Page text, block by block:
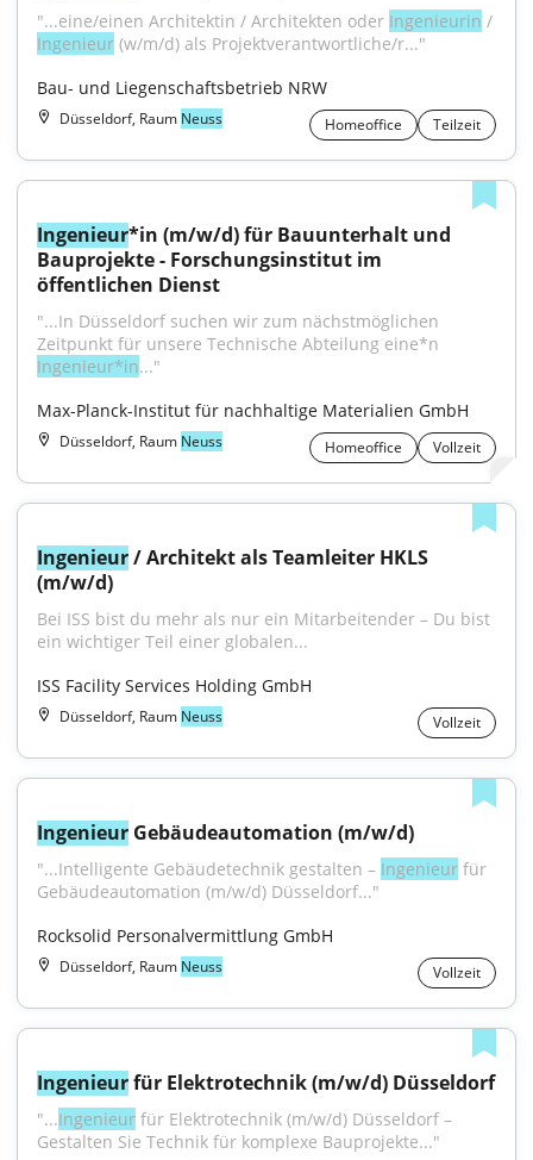
"...eine/einen Architektin / Architekten oder Ingenieurin
Ingenieur (w/m/d) als Projektverantwortliche/r..."
Bau- und Liegenschaftsbetrieb NRW
Düsseldorf, Raum Neuss Homeoffice Teilzeit
Ingenieur*in (m/w/d) für Bauunterhalt und
Bauprojekte - Forschungsinstitut im
öffentlichen Dienst
"...In Düsseldorf suchen wir zum nächstmöglichen
Ingenieur*in..."
Max-Planck-Institut für nachhaltige Materialien GmbH
Düsseldorf, Raum Neuss Homeoffice Vollzeit
Ingenieur / Architekt als Teamleiter HKLS
(m/w/d)
Bei ISS bist du mehr als nur ein Mitarbeitender – Du bist
ein wichtiger Teil einer globalen...
ISS Facility Services Holding GmbH
Düsseldorf, Raum Neuss Vollzeit
Ingenieur Gebäudeautomation (m/w/d)
"...Intelligente Gebäudetechnik gestalten – Ingenieur für
Gebäudeautomation (m/w/d) Düsseldorf..."
Rocksolid Personalvermittlung GmbH
Düsseldorf, Raum Neuss Vollzeit
Ingenieur für Elektrotechnik (m/w/d) Düsseldorf
"...Ingenieur für Elektrotechnik (m/w/d) Düsseldorf –
Gestalten Sie Technik für komplexe Bauprojekte..."